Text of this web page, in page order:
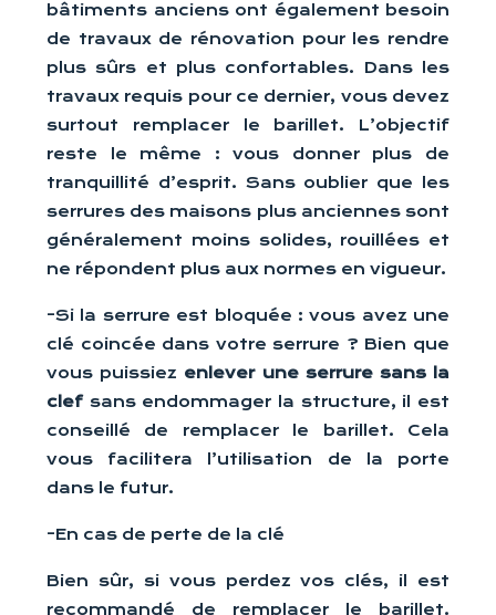
bâtiments anciens ont également besoin
de travaux de rénovation pour les rendre
plus sûrs et plus confortables. Dans les
travaux requis pour ce dernier, vous devez
surtout remplacer le barillet. L’objectif
reste le même : vous donner plus de
tranquillité d’esprit. Sans oublier que les
serrures des maisons plus anciennes sont
généralement moins solides, rouillées et
ne répondent plus aux normes en vigueur.
-Si la serrure est bloquée : vous avez une
clé coincée dans votre serrure ? Bien que
vous puissiez enlever une serrure sans la
clefsans endommager la structure, il est
conseillé de remplacer le barillet. Cela
vous facilitera l’utilisation de la porte
dans le futur.
-En cas de perte de la clé
Bien sûr, si vous perdez vos clés, il est
recommandé de remplacer le barillet.